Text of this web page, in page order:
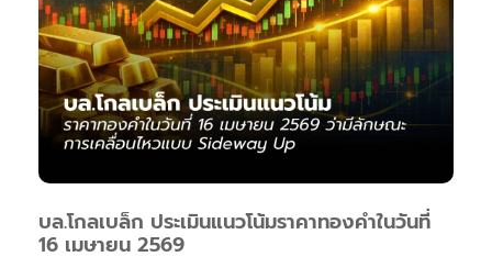
บล.โกลเบล็ก ประเมินแนวโน้มราคาทองคำในวันที่
16 เมษายน 2569